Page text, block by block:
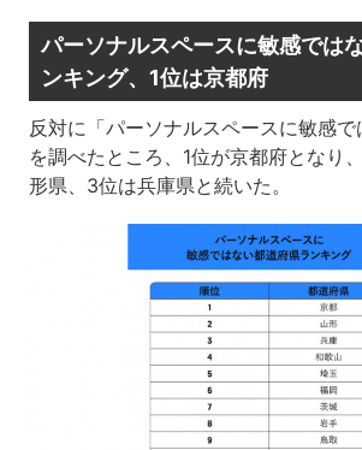
パーソナルスペースに敏感では
ンキング、1位は京都府
反対に「パーソナルスペースに敏感で
を調べたところ、1位が京都府となり
形県、3位は兵庫県と続いた。